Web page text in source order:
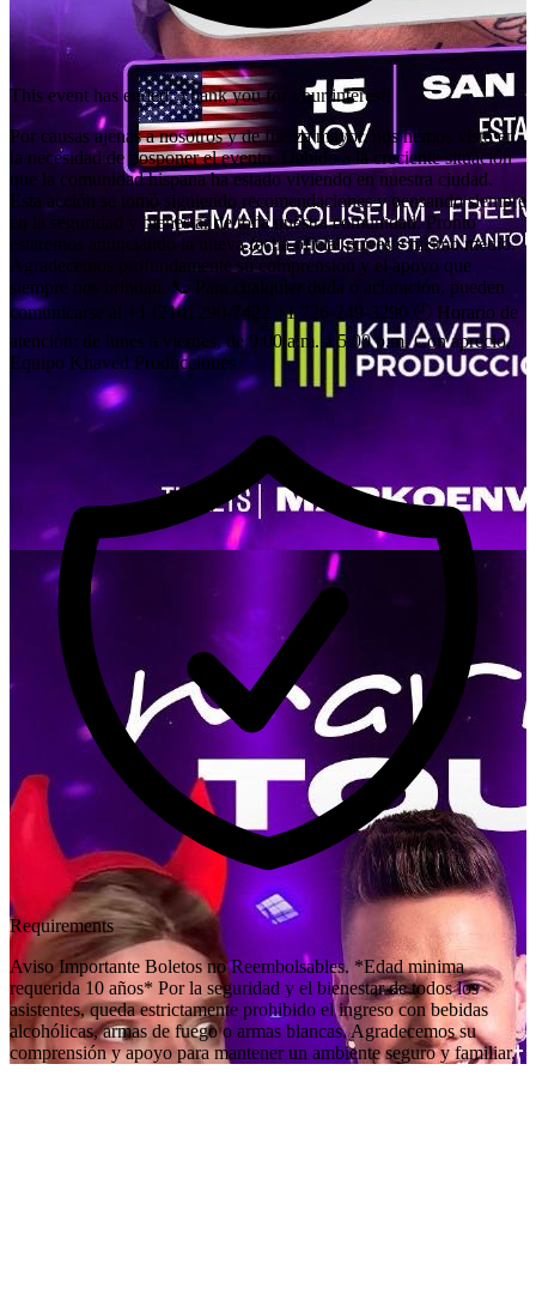
This event has ended. Thank you for your interest!
Por causas ajenas a nosotros y de fuerza mayor, nos hemos visto en
la necesidad de posponer el evento. Debido a la creciente situación
que la comunidad hispana ha estado viviendo en nuestra ciudad.
Esta acción se tomó siguiendo recomendaciones y pensando siempre
en la seguridad y bienestar de toda nuestra comunidad. Pronto
estaremos anunciando la nueva fecha oficial por este mismo medio.
Agradecemos profundamente su comprensión y el apoyo que
siempre nos brindan. 📞 Para cualquier duda o aclaración, pueden
comunicarse al +1 (210) 290-7422 +1 726-249-3290 🕘 Horario de
atención: de lunes a viernes, de 9:00 a.m. a 5:00 p.m. Con aprecio,
Equipo Khaved Producciones
Requirements
Aviso Importante Boletos no Reembolsables. *Edad minima
requerida 10 años* Por la seguridad y el bienestar de todos los
asistentes, queda estrictamente prohibido el ingreso con bebidas
alcohólicas, armas de fuego o armas blancas. Agradecemos su
comprensión y apoyo para mantener un ambiente seguro y familiar.